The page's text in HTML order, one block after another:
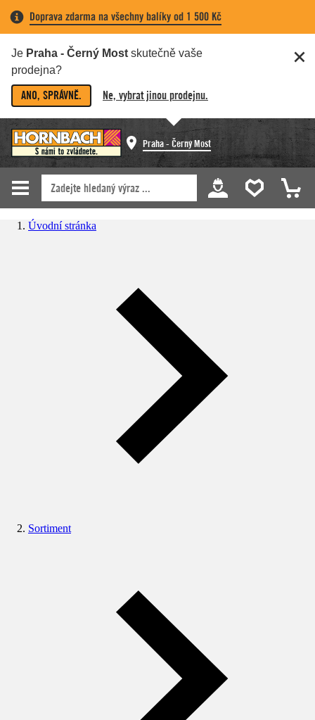
Doprava zdarma na všechny balíky od 1 500 Kč
Je Praha - Černý Most skutečně vaše
prodejna?
ANO, SPRÁVNĚ. Ne, vybrat jinou prodejnu.
Praha - Černý Most
Úvodní stránka
Sortiment